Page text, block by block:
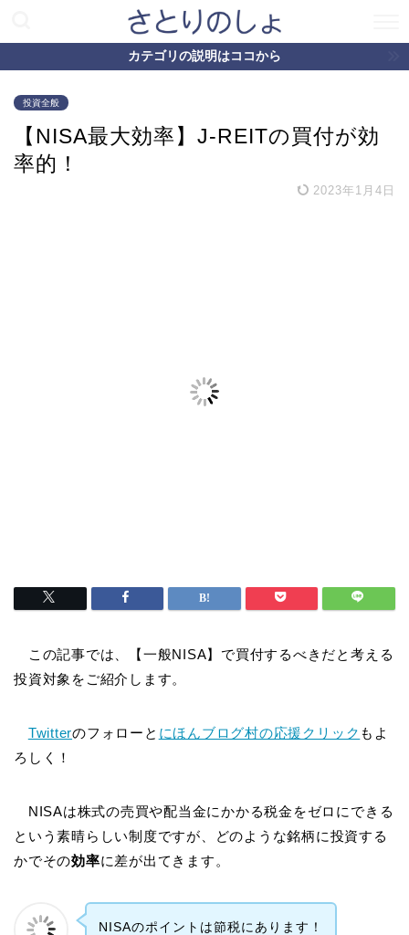
カテゴリの説明はココから
投資全般
【NISA最大効率】J-REITの買付が効
率的！
2023年1月4日
この記事では、【一般NISA】で買付するべきだと考える
投資対象をご紹介します。
Twitterのフォローと にほんブログ村の応援クリック もよ
ろしく！
NISAは株式の売買や配当金にかかる税金をゼロにできる
という素晴らしい制度ですが、どのような銘柄に投資する
かでその効率に差が出てきます。
NISAのポイントは節税にあります！